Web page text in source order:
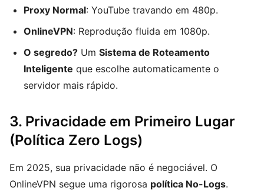
Proxy Normal: YouTube travando em 480p.
OnlineVPN: Reprodução fluida em 1080p.
O segredo? Um Sistema de Roteamento
Inteligente que escolhe automaticamente o
servidor mais rápido.
3. Privacidade em Primeiro Lugar
(Política Zero Logs)
Em 2025, sua privacidade não é negociável. O
OnlineVPN segue uma rigorosa política No-Logs.